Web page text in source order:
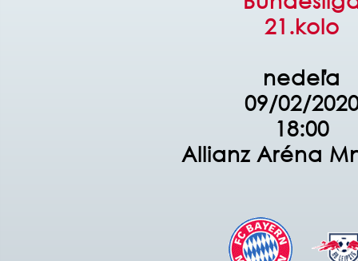
21.kolo
nedeľa
09/02/
18:00
Allianz Aréna